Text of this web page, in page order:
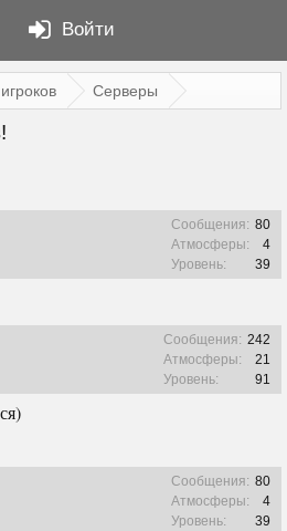
Войти
Серверы
Сообщения: 80
Атмосферы:
4
Уровень:
39
Сообщения: 242
Атмосферы:
21
Уровень:
91
Сообщения: 80
Атмосферы:
4
Уровень:
39